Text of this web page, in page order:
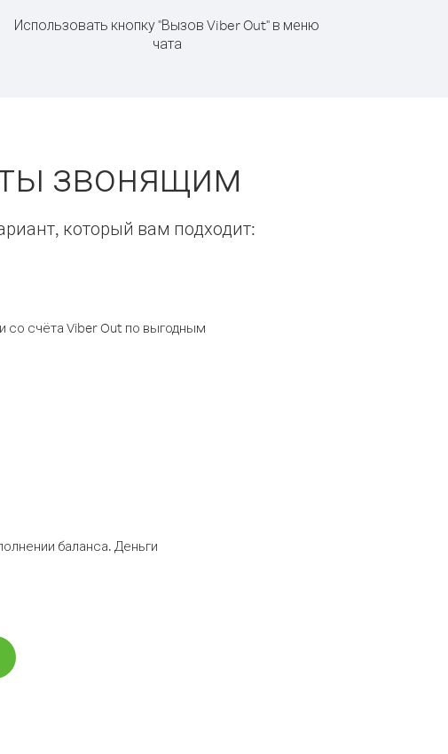
Использовать кнопку "Вызов Viber Out" в меню
чата
звонящим
который вам подходит:
со счёта Viber Out по выгодным
баланса. Деньги